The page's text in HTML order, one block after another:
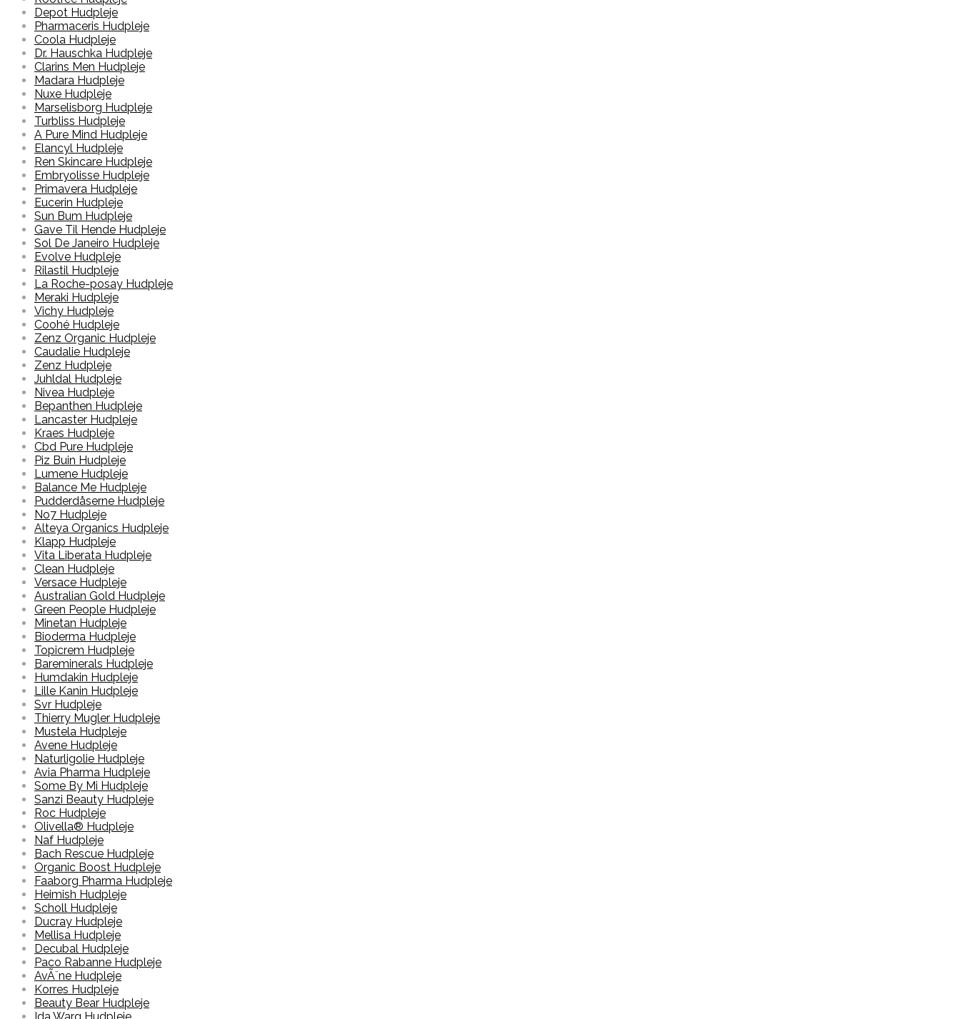
Depot Hudpleje
Pharmaceris Hudpleje
Coola Hudpleje
Dr. Hauschka Hudpleje
Clarins Men Hudpleje
Madara Hudpleje
Nuxe Hudpleje
Marselisborg Hudpleje
Turbliss Hudpleje
A Pure Mind Hudpleje
Elancyl Hudpleje
Ren Skincare Hudpleje
Embryolisse Hudpleje
Primavera Hudpleje
Eucerin Hudpleje
Sun Bum Hudpleje
Gave Til Hende Hudpleje
Sol De Janeiro Hudpleje
Evolve Hudpleje
Rilastil Hudpleje
La Roche-posay Hudpleje
Meraki Hudpleje
Vichy Hudpleje
Coohé Hudpleje
Zenz Organic Hudpleje
Caudalie Hudpleje
Zenz Hudpleje
Juhldal Hudpleje
Nivea Hudpleje
Bepanthen Hudpleje
Lancaster Hudpleje
Kraes Hudpleje
Cbd Pure Hudpleje
Piz Buin Hudpleje
Lumene Hudpleje
Balance Me Hudpleje
Pudderdåserne Hudpleje
No7 Hudpleje
Alteya Organics Hudpleje
Klapp Hudpleje
Vita Liberata Hudpleje
Clean Hudpleje
Versace Hudpleje
Australian Gold Hudpleje
Green People Hudpleje
Minetan Hudpleje
Bioderma Hudpleje
Topicrem Hudpleje
Bareminerals Hudpleje
Humdakin Hudpleje
Lille Kanin Hudpleje
Svr Hudpleje
Thierry Mugler Hudpleje
Mustela Hudpleje
Avene Hudpleje
Naturligolie Hudpleje
Avia Pharma Hudpleje
Some By Mi Hudpleje
Sanzi Beauty Hudpleje
Roc Hudpleje
Olivella® Hudpleje
Naf Hudpleje
Bach Rescue Hudpleje
Organic Boost Hudpleje
Faaborg Pharma Hudpleje
Heimish Hudpleje
Scholl Hudpleje
Ducray Hudpleje
Mellisa Hudpleje
Decubal Hudpleje
Paco Rabanne Hudpleje
AvÃ¨ne Hudpleje
Korres Hudpleje
Beauty Bear Hudpleje